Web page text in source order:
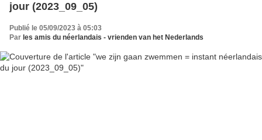
jour (2023_09_05)
Publié le 05/09/2023 à 05:03
Par les amis du néerlandais - vrienden van het Nederlands